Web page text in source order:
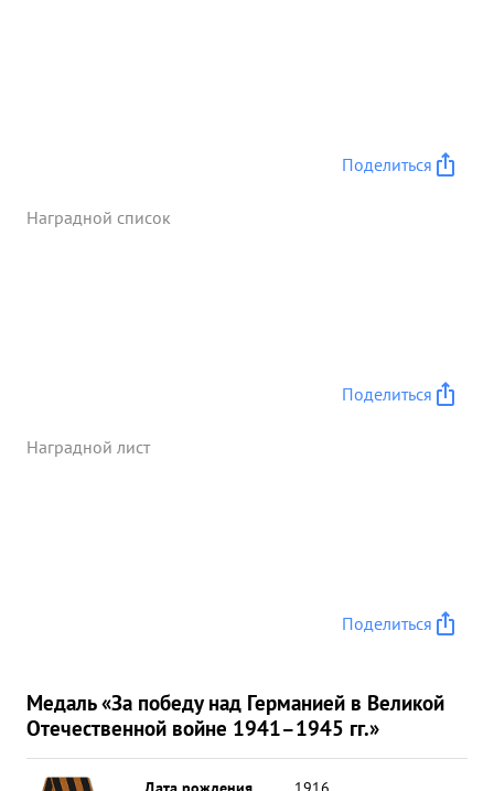
Поделиться
Наградной список
Поделиться
Наградной лист
Поделиться
Медаль «За победу над Германией в Великой
Отечественной войне 1941–1945 гг.»